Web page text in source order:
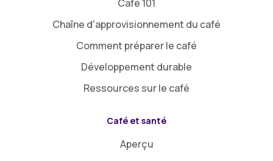
Café 101
Chaîne d'approvisionnement du café
Comment préparer le café
Développement durable
Ressources sur le café
Café et santé
Aperçu